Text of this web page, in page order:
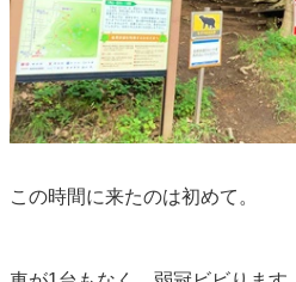
この時間に来たのは初めて。